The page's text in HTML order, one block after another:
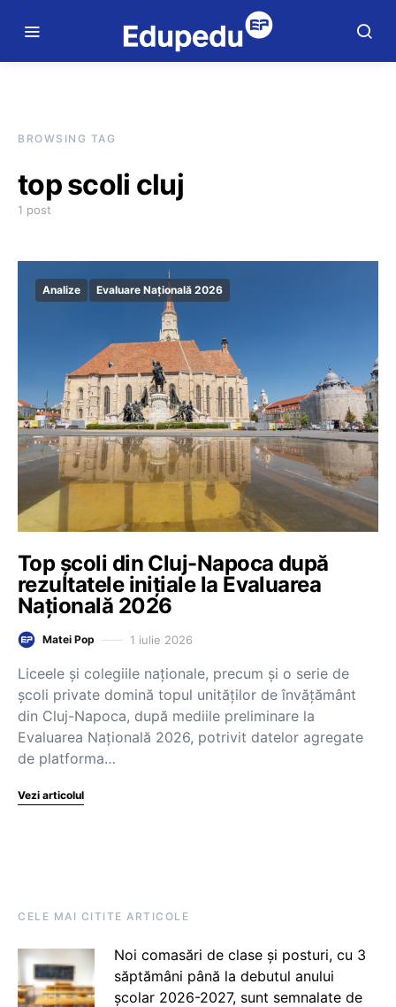
BROWSING TAG
top scoli cluj
1 post
Analize Evaluare Națională 2026
Top școli din Cluj-Napoca după
rezultatele inițiale la Evaluarea
Națională 2026
Matei Pop 1 iulie 2026
Liceele și colegiile naționale, precum și o serie de
școli private domină topul unităților de învățământ
din Cluj-Napoca, după mediile preliminare la
Evaluarea Națională 2026, potrivit datelor agregate
de platforma…
Vezi articolul
CELE MAI CITITE ARTICOLE
Noi comasări de clase și posturi, cu 3
săptămâni până la debutul anului
școlar 2026-2027, sunt semnalate de